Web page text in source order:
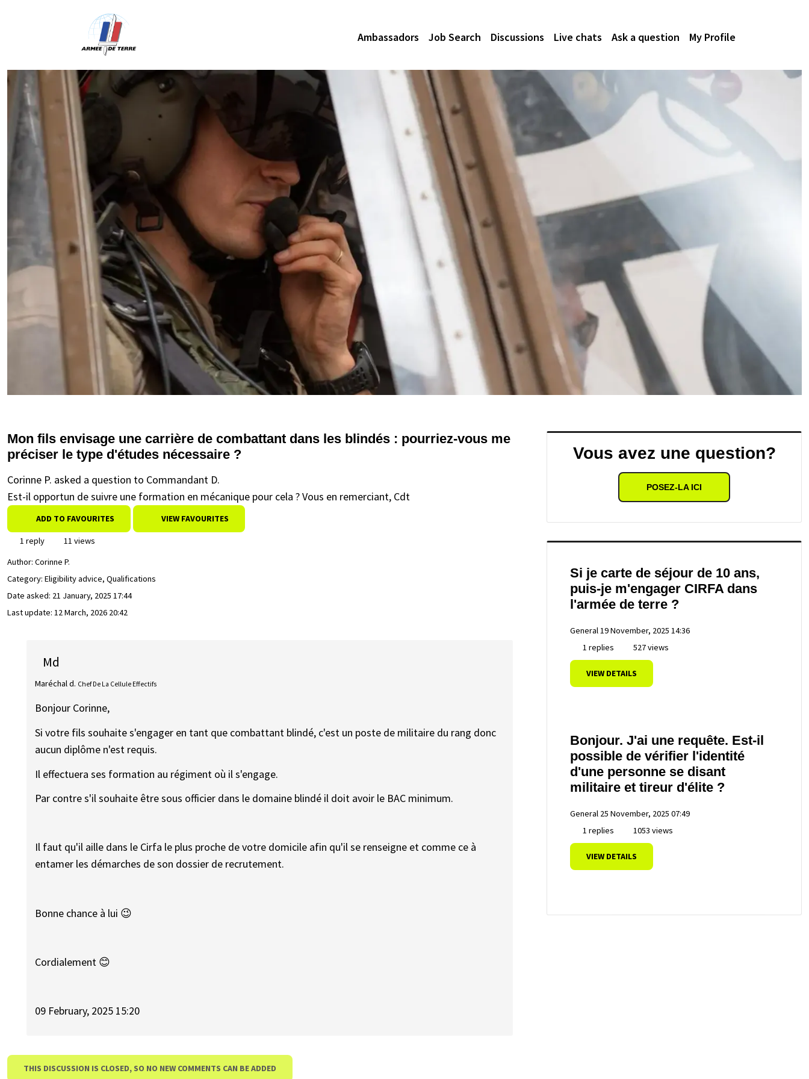
Ambassadors Job Search Discussions Live chats Ask a question My Profile
Mon fils envisage une carrière de combattant dans les blindés : pourriez-vous me
préciser le type d'études nécessaire ?
Corinne P. asked a question to Commandant D.
Est-il opportun de suivre une formation en mécanique pour cela ? Vous en remerciant, Cdt
ADD TO FAVOURITES VIEW FAVOURITES
1 reply
11 views
Author: Corinne P.
Category: Eligibility advice, Qualifications
Date asked: 21 January, 2025 17:44
Last update: 12 March, 2026 20:42
Md
Maréchal d. Chef De La Cellule Effectifs
Bonjour Corinne,
Si votre fils souhaite s'engager en tant que combattant blindé, c'est un poste de militaire du rang donc
aucun diplôme n'est requis.
Il effectuera ses formation au régiment où il s'engage.
Par contre s'il souhaite être sous officier dans le domaine blindé il doit avoir le BAC minimum.
Il faut qu'il aille dans le Cirfa le plus proche de votre domicile afin qu'il se renseigne et comme ce à
entamer les démarches de son dossier de recrutement.
Bonne chance à lui 😉
Cordialement 😊
09 February, 2025 15:20
THIS DISCUSSION IS CLOSED, SO NO NEW COMMENTS CAN BE ADDED
Vous avez une question?
POSEZ-LA ICI
Si je carte de séjour de 10 ans,
puis-je m'engager CIRFA dans
l'armée de terre ?
General19 November, 2025 14:36
1 replies
527 views
VIEW DETAILS
Bonjour. J'ai une requête. Est-il
possible de vérifier l'identité
d'une personne se disant
militaire et tireur d'élite ?
General 25 November, 2025 07:49
1 replies
1053 views
VIEW DETAILS